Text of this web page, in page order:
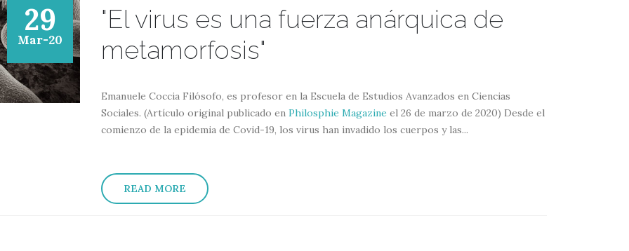
29
Mar-20
"El virus es una fuerza anárquica de
metamorfosis"
Emanuele Coccia Filósofo, es profesor en la Escuela de Estudios Avanzados en Ciencias
Sociales. (Artículo original publicado en Philosphie Magazine el 26 de marzo de 2020) Desde el
comienzo de la epidemia de Covid-19, los virus han invadido los cuerpos y las...
READ MORE